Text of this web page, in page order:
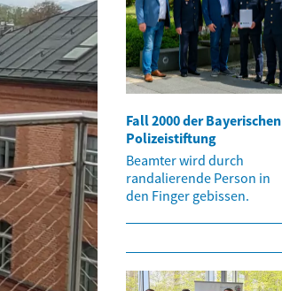
Fall 2000 der Bayerischen
Polizeistiftung
Beamter wird durch
randalierende Person in
den Finger gebissen.